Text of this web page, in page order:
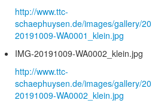
http://www.ttc-
schaephuysen.de/images/gallery/
20191009-WA0001_klein.jpg
IMG-20191009-WA0002_klein.jpg
http://www.ttc-
schaephuysen.de/images/gallery/
20191009-WA0002_klein.jpg